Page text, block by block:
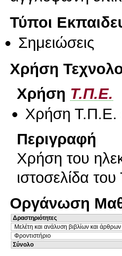
Τύποι
Σημειώσεις
Χρήση
Χρήση Τ.Π.Ε.
Χρήση Τ.Π.Ε.
Περιγραφή
Χρήση του
ιστοσελίδα
Οργάνωση
Δραστηριότητες
Μελέτη και ανάλυση βιβλίων και άρθρων
Φροντιστήριο
Σύνολο